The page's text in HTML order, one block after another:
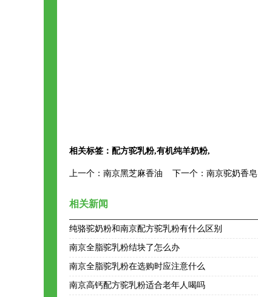
相关标签： 配方驼乳粉,有机纯羊奶粉,
上一个： 南京黑芝麻香油 下一个： 南京驼奶香皂
相关新闻
纯骆驼奶粉和南京配方驼乳粉有什么区别
南京全脂驼乳粉结块了怎么办
南京全脂驼乳粉在选购时应注意什么
南京高钙配方驼乳粉适合老年人喝吗